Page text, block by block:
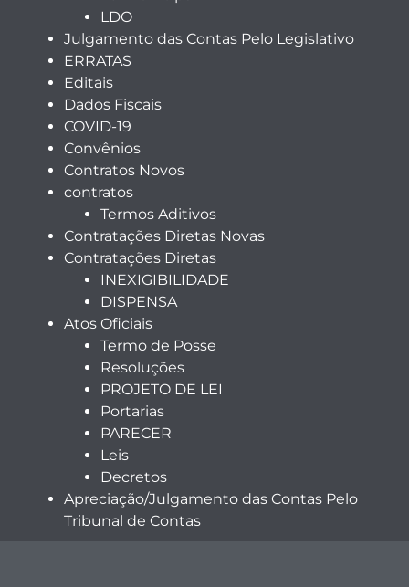
LDO
Julgamento das Contas Pelo Legislativo
ERRATAS
Editais
Dados Fiscais
COVID-19
Convênios
Contratos Novos
contratos
Termos Aditivos
Contratações Diretas Novas
Contratações Diretas
INEXIGIBILIDADE
DISPENSA
Atos Oficiais
Termo de Posse
Resoluções
PROJETO DE LEI
Portarias
PARECER
Leis
Decretos
Apreciação/Julgamento das Contas Pelo
Tribunal de Contas